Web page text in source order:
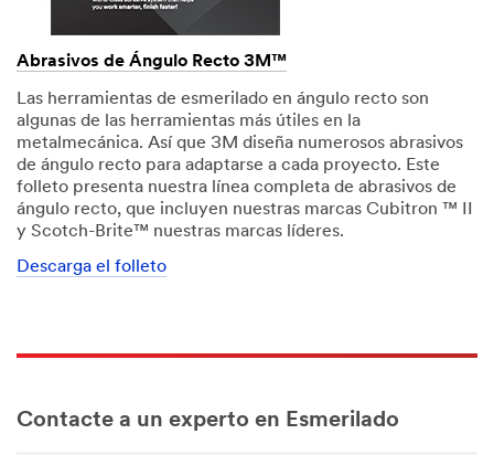
Abrasivos de Ángulo Recto 3M™
Las herramientas de esmerilado en ángulo recto son
algunas de las herramientas más útiles en la
metalmecánica. Así que 3M diseña numerosos abrasivos
de ángulo recto para adaptarse a cada proyecto. Este
folleto presenta nuestra línea completa de abrasivos de
ángulo recto, que incluyen nuestras marcas Cubitron ™ II
y Scotch-Brite™ nuestras marcas líderes.
Descarga el folleto
Contacte a un experto en Esmerilado